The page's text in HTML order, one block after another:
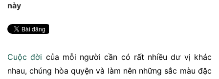
này
Cuộc đời của mỗi người cần có rất nhiều dư vị khác
nhau, chúng hòa quyện và làm nên những sắc màu đặc